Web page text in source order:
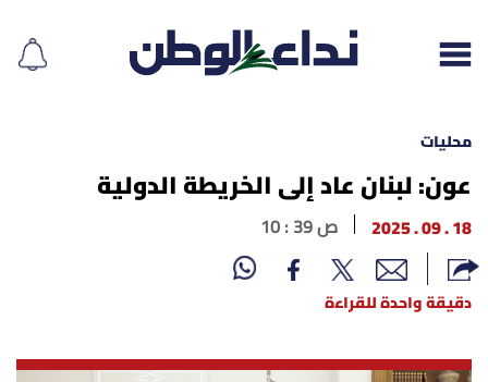
إقرأ الجريدة
لبنان
محليات
عون: لبنان عاد إلى الخريطة الدولية
18 . 09 . 2025 10 : 39 ص
دقيقة واحدة للقراءة